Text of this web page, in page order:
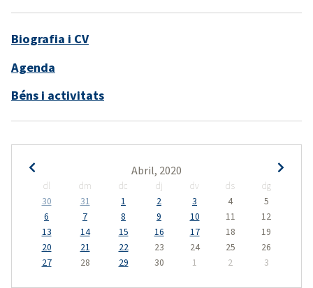
Biografia i CV
Agenda
Béns i activitats
Abril, 2020
dl dm dc dj dv ds
dg
30
31 1 2 3 4
5
6
7 8 9 10 11
12
13
14 15 16 17 18
19
20
21 22 23 24 25
26
27
28 29 30 1 2 3